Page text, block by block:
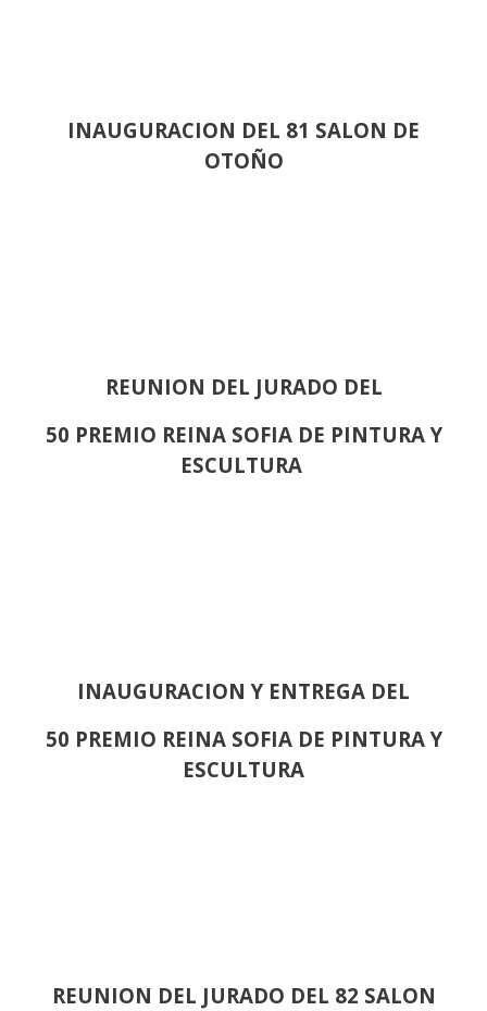
INAUGURACION DEL 81 SALON DE
OTOÑO
REUNION DEL JURADO DEL
50 PREMIO REINA SOFIA DE PINTURA Y
ESCULTURA
INAUGURACION Y ENTREGA DEL
50 PREMIO REINA SOFIA DE PINTURA Y
ESCULTURA
REUNION DEL JURADO DEL 82 SALON